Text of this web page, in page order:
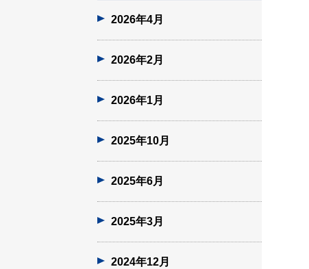
2026年4月
2026年2月
2026年1月
2025年10月
2025年6月
2025年3月
2024年12月